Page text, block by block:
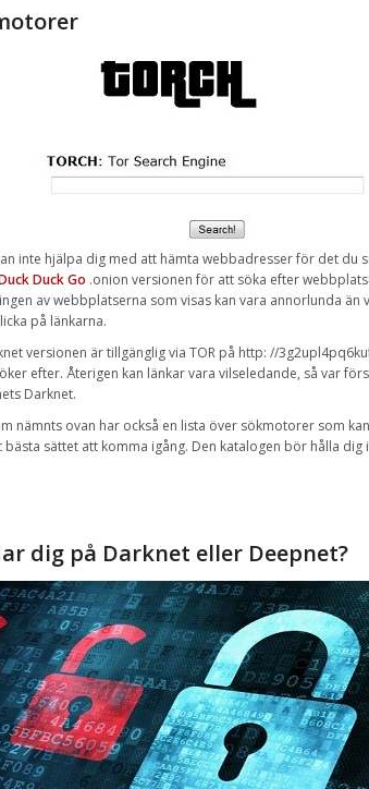
inte hjälpa dig med att hämta webbadresserför det du
DuckGo .onion versionen för att söka efter
avwebbplatserna som visas kan vara annorlunda än
på länkarna.
versionen ärtillgänglig via TOR på http: //
efter. Återigen kan länkarvara vilseledande, så var
Darknet.
nämnts ovan har också en lista över sökmotorer som
bästa sättet att komma igång. Den katalogen bör hålla
dig på Darknet eller Deepnet?